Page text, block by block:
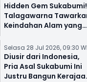
Hidden Gem Sukabumi!
Talagawarna
Keindahan Alam yang
Selasa 28 Jul 2026, 09:30
Diusir dari Indonesia,
Pria Asal Sukabumi Ini
Justru Bangun